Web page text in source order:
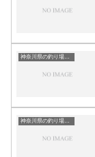
神奈川県の釣り場一覧
神奈川県の釣り場一覧